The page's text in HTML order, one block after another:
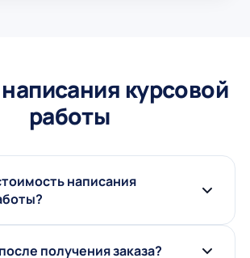
написания курсовой
работы
написания
получения заказа?